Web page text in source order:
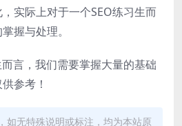
实际上对于一个SEO练习生而
握与处理。
言，我们需要掌握大量的基础
参考！
如无特殊说明或标注，均为本站原